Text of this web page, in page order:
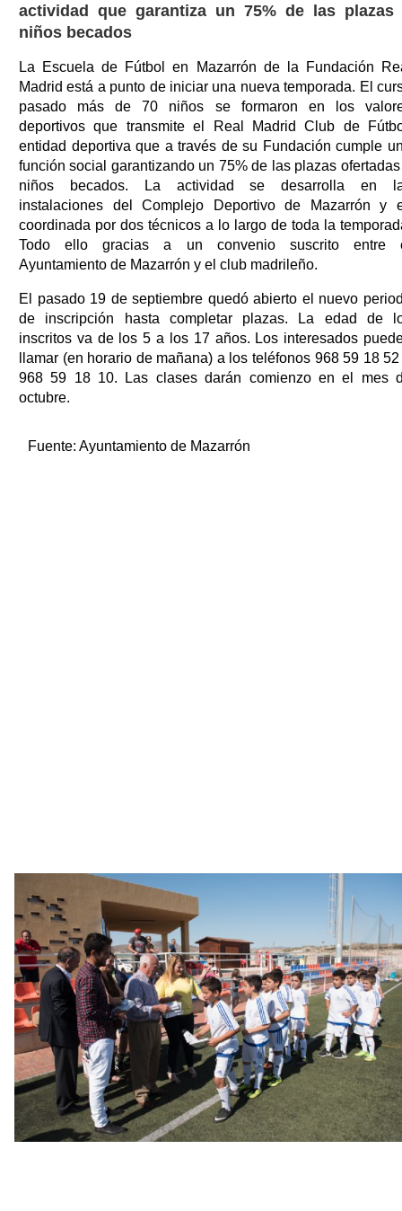
actividad que garantiza un 75% de las plazas
niños becados
La Escuela de Fútbol en Mazarrón de la Fundación
Madrid está a punto de iniciar una nueva temporada. El
pasado más de 70 niños se formaron en los
deportivos que transmite el Real Madrid Club de
entidad deportiva que a través de su Fundación cumple
función social garantizando un 75% de las plazas
niños becados. La actividad se desarrolla en
instalaciones del Complejo Deportivo de Mazarrón y
coordinada por dos técnicos a lo largo de toda la
Todo ello gracias a un convenio suscrito entre
Ayuntamiento de Mazarrón y el club madrileño.
El pasado 19 de septiembre quedó abierto el nuevo
de inscripción hasta completar plazas. La edad de
inscritos va de los 5 a los 17 años. Los interesados
llamar (en horario de mañana) a los teléfonos 968 59 18
968 59 18 10. Las clases darán comienzo en el mes
octubre.
Fuente: Ayuntamiento de Mazarrón